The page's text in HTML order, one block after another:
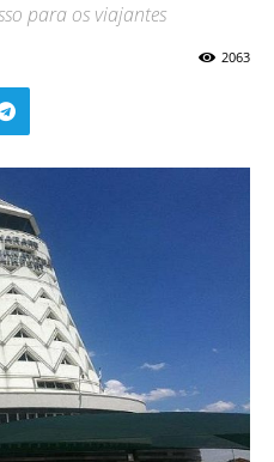
para os viajantes
2063